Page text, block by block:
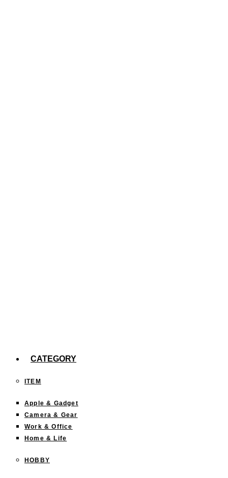
CATEGORY
ITEM
Apple & Gadget
Camera & Gear
Work & Office
Home & Life
HOBBY